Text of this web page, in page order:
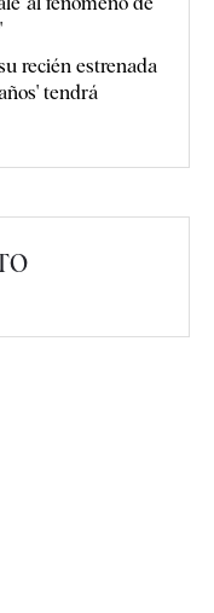
recién estrenada
tendrá